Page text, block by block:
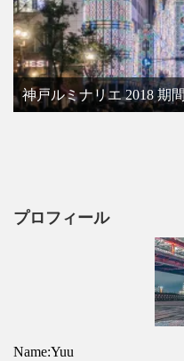
神戸ルミナリエ 2018 期
プロフィール
Name:Yuu